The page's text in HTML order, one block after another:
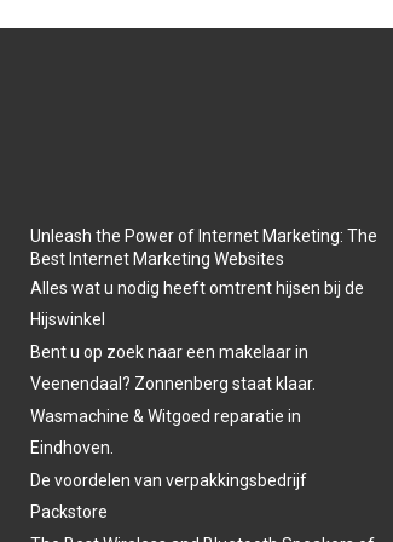
Unleash the Power of Internet Marketing: The
Best Internet Marketing Websites
Alles wat u nodig heeft omtrent hijsen bij de
Hijswinkel
Bent u op zoek naar een makelaar in
Veenendaal? Zonnenberg staat klaar.
Wasmachine & Witgoed reparatie in
Eindhoven.
De voordelen van verpakkingsbedrijf
Packstore